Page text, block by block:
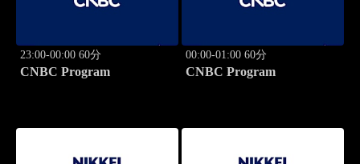
23:00-00:00 60分
CNBC Program
00:00-01:00 60分
CNBC Program